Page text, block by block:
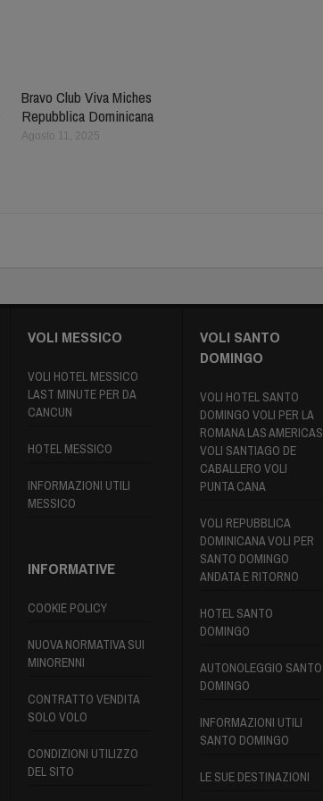
Bravo Club Viva Miches
Repubblica Dominicana
Agosto 11, 2025
VOLI MESSICO
VOLI HOTEL MESSICO
LAST MINUTE PER DA
CANCUN
HOTEL MESSICO
INFORMAZIONI UTILI
MESSICO
INFORMATIVE
COOKIE POLICY
NUOVA NORMATIVA SUI
MINORENNI
CONTRATTO VENDITA
SOLO VOLO
CONDIZIONI UTILIZZO
DEL SITO
VOLI SANTO
DOMINGO
VOLI HOTEL SANTO
DOMINGO VOLI PER LA
ROMANA LAS AMERICAS
VOLI SANTIAGO DE
CABALLERO VOLI
PUNTA CANA
VOLI REPUBBLICA
DOMINICANA VOLI PER
SANTO DOMINGO
ANDATA E RITORNO
HOTEL SANTO
DOMINGO
AUTONOLEGGIO SANTO
DOMINGO
INFORMAZIONI UTILI
SANTO DOMINGO
LE SUE DESTINAZIONI